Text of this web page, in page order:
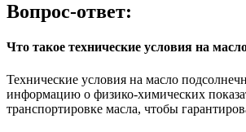
Вопрос-ответ:
Что такое технические условия на
Технические условия на масло
информацию о физико-химических
транспортировке масла, чтобы